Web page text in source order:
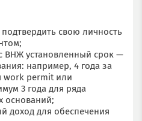
свою личность
ВНЖ установленный срок —
например, 4 года за
work permit или
3 года для ряда
оснований;
доход для обеспечения